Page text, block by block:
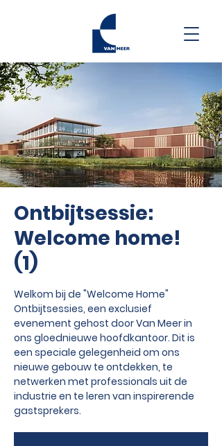
Ontbijtsessie:
Welcome home!
(1)
Welkom bij de "Welcome Home"
Ontbijtsessies, een exclusief
evenement gehost door Van Meer in
ons gloednieuwe hoofdkantoor. Dit is
een speciale gelegenheid om ons
nieuwe gebouw te ontdekken, te
netwerken met professionals uit de
industrie en te leren van inspirerende
gastsprekers.